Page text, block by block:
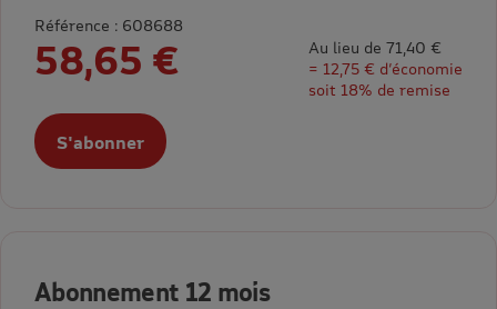
Référence : 608688
58,65 €
Au lieu de 71,40 €
= 12,75 € d’économie
soit 18% de remise
S'abonner
Abonnement 12 mois